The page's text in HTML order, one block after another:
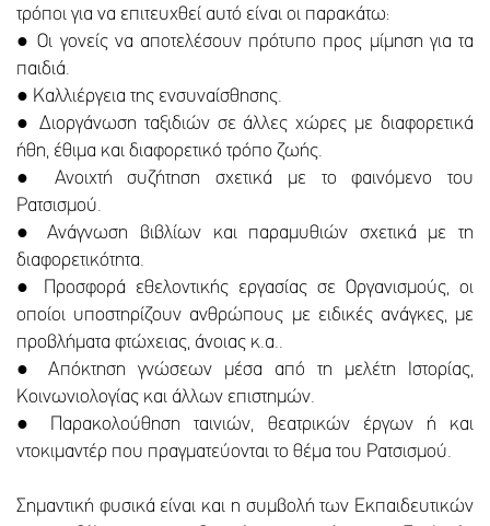
τρόποι για να επιτευχθεί αυτό είναι οι παρακάτω:
● Οι γονείς να αποτελέσουν πρότυπο προς μίμηση για τα
παιδιά.
● Καλλιέργεια της ενσυναίσθησης.
● Διοργάνωση ταξιδιών σε άλλες χώρες με διαφορετικά
ήθη, έθιμα και διαφορετικό τρόπο ζωής.
● Ανοιχτή συζήτηση σχετικά με το φαινόμενο του
Ρατσισμού.
● Ανάγνωση βιβλίων και παραμυθιών σχετικά με τη
διαφορετικότητα.
● Προσφορά εθελοντικής εργασίας σε Οργανισμούς, οι
οποίοι υποστηρίζουν ανθρώπους με ειδικές ανάγκες, με
προβλήματα φτώχειας, άνοιας κ.α..
● Απόκτηση γνώσεων μέσα από τη μελέτη Ιστορίας,
Κοινωνιολογίας και άλλων επιστημών.
● Παρακολούθηση ταινιών, θεατρικών έργων ή και
ντοκιμαντέρ που πραγματεύονται το θέμα του Ρατσισμού.
Σημαντική φυσικά είναι και η συμβολή των Εκπαιδευτικών